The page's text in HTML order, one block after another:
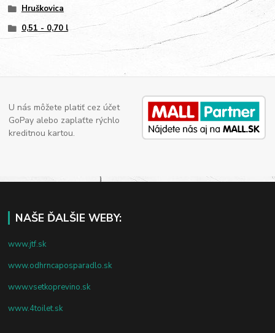
Hruškovica
0,51 - 0,70 l
U nás môžete platiť cez účet
GoPay alebo zaplaťte rýchlo
kreditnou kartou.
NAŠE ĎALŠIE WEBY:
www.jtf.sk
www.odhrncaposparadlo.sk
www.vsetkoprevino.sk
www.4toilet.sk